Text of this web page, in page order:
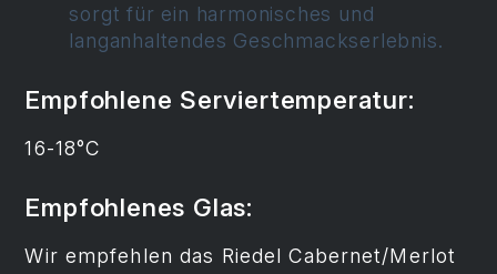
sorgt für ein harmonisches und
langanhaltendes Geschmackserlebnis.
Empfohlene Serviertemperatur:
16-18°C
Empfohlenes Glas:
Wir empfehlen das Riedel Cabernet/Merlot